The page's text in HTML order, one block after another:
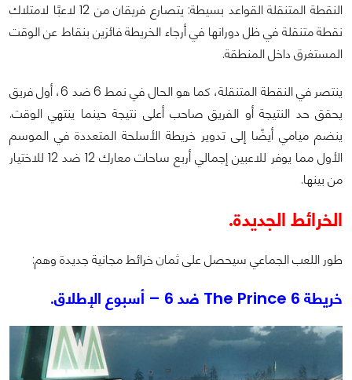
النقطة المتنقلة القواعد بسيطة: يتصارع فريقان من 12 لاعبًا لامتلاك
نقطة متنقلة في ظل دورانها في أرجاء الخريطة فائزين بنقاط عن الوقت
المستغرق داخل المنطقة.
ينتصر في النقطة المتنقلة، كما هو الحال في نمط 6 ضد 6، أول فريق
يحقق حد النتيجة أو الفريق صاحب أعلى نتيجة حينما ينتهي الوقت.
ينضم ميامي أيضًا إلى تدوير خريطة الأسلحة المتعددة في الموسم
الأول مما يوفر للاعبين إجمالي أربع ساحات معارك 12 ضد 12 للاختيار
من بينها.
الخرائط الجديدة.
طور اللعب الجماعي سيحصل على ثمان خرائط مجانية جديدة وهم:
خريطة The Prince 6 ضد 6 – أسبوع الإطلاق.